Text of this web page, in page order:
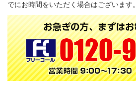
でにお時間をいただく場合はございます。